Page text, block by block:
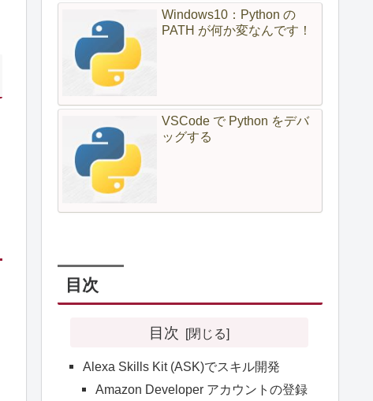
Windows10：Python の
PATH が何か変なんです！
VSCode で Python をデバ
ッグする
目次
目次
Alexa Skills Kit (ASK)でスキル開発
Amazon Developer アカウントの登録